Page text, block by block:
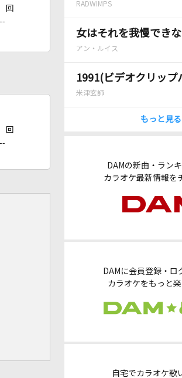
RADWIMPS
女はそれを我慢でき
アン・ルイス
1991(ビデオクリップ
米津玄師
もっと見る
DAMの新曲・ラン
カラオケ最新情報を
DAMに会員登録・ロ
カラオケをもっと楽
自宅でカラオケ歌
回
回